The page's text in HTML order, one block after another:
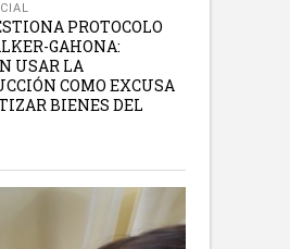
PROTOCOLO
GAHONA:
USAR LA
COMO EXCUSA
BIENES DEL